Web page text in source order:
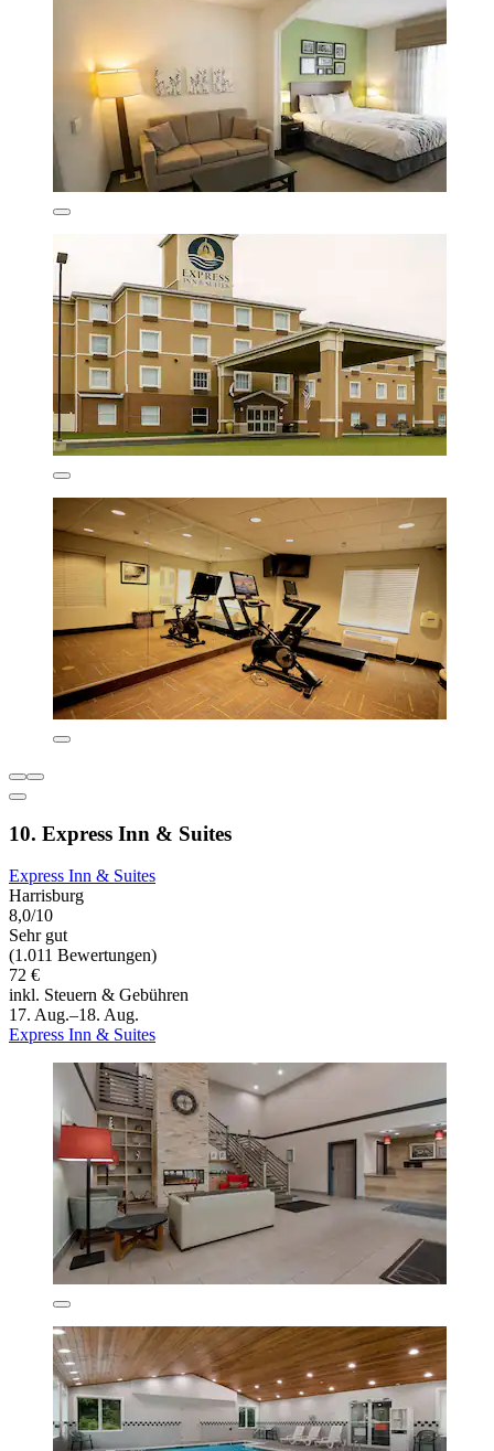
10. Express Inn & Suites
Express Inn & Suites
Harrisburg
8,0/10
Sehr gut
(1.011 Bewertungen)
72 €
inkl. Steuern & Gebühren
17. Aug.–18. Aug.
Express Inn & Suites